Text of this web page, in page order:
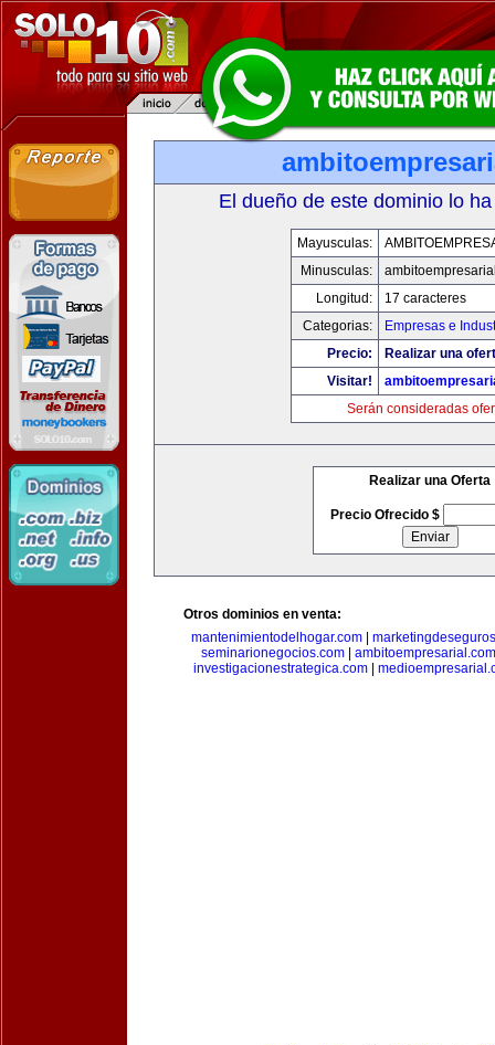
El dueño de este dominio lo
Mayusculas:
Minusculas:
Longitud:
17 caracteres
Categorias:
Empresas e
Precio:
Realizar una
Visitar!
Serán consideradas
Realizar una Oferta
Precio Ofrecido $
Otros dominios en venta:
mantenimientodelhogar.com|
seminarionegocios.com| ambitoempresarial.com
investigacionestrategica.com